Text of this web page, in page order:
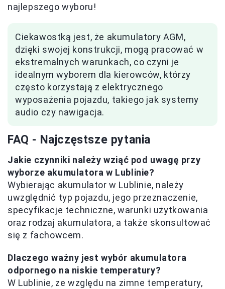
najlepszego wyboru!
Ciekawostką jest, że akumulatory AGM,
dzięki swojej konstrukcji, mogą pracować w
ekstremalnych warunkach, co czyni je
idealnym wyborem dla kierowców, którzy
często korzystają z elektrycznego
wyposażenia pojazdu, takiego jak systemy
audio czy nawigacja.
FAQ - Najczęstsze pytania
Jakie czynniki należy wziąć pod uwagę przy
wyborze akumulatora w Lublinie?
Wybierając akumulator w Lublinie, należy
uwzględnić typ pojazdu, jego przeznaczenie,
specyfikacje techniczne, warunki użytkowania
oraz rodzaj akumulatora, a także skonsultować
się z fachowcem.
Dlaczego ważny jest wybór akumulatora
odpornego na niskie temperatury?
W Lublinie, ze względu na zimne temperatury,